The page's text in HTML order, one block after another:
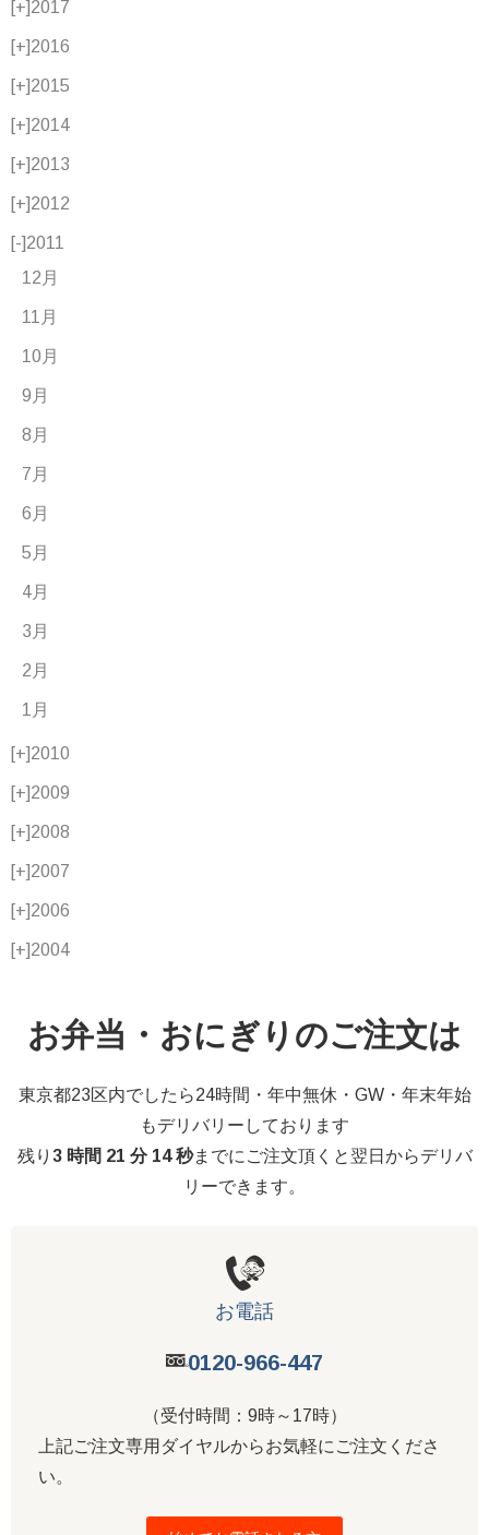
[+]2017
[+]2016
[+]2015
[+]2014
[+]2013
[+]2012
[-]2011
12月
11月
10月
9月
8月
7月
6月
5月
4月
3月
2月
1月
[+]2010
[+]2009
[+]2008
[+]2007
[+]2006
[+]2004
お弁当・おにぎりのご注文は
東京都23区内でしたら24時間・年中無休・GW・年末年始
もデリバリーしております
残り 3 時間 21 分 13 秒までにご注文頂くと翌日からデリバ
リーできます。
お電話
0120-966-447
（受付時間：9時～17時）
上記ご注文専用ダイヤルからお気軽にご注文くださ
い。